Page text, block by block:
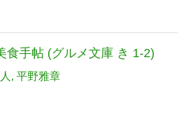
食手帖 (グルメ文庫 き 1-2)
平野雅章